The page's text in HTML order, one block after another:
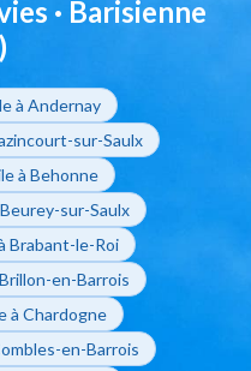
· Barisienne
à Andernay
sur-Saulx
à Behonne
sur-Saulx
Brabant-le-Roi
en-Barrois
à Chardogne
en-Barrois